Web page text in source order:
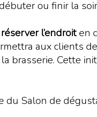
ou finir la
réserver l’endroiten
aux clients
brasserie. Cette
du Salon de